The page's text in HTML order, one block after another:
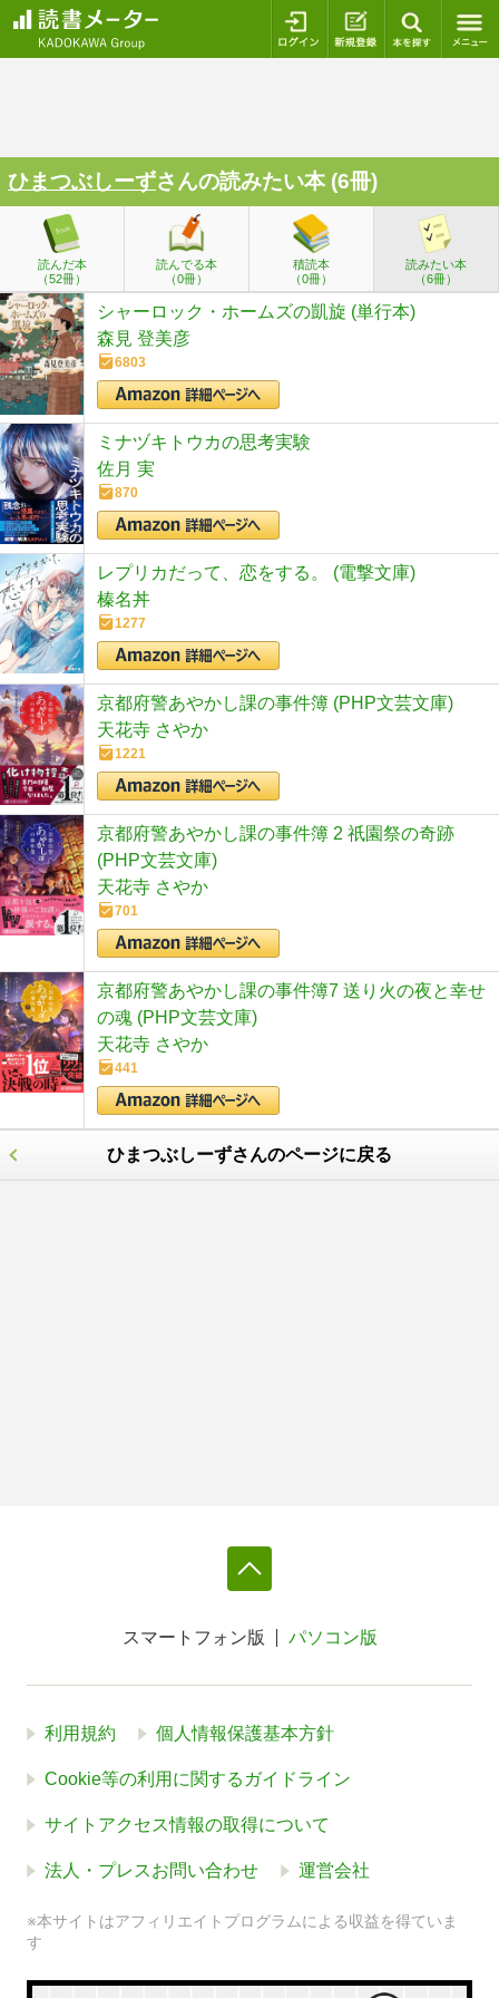
ログイン 新規登録
ひまつぶしーずさんの読みたい本 (6冊)
読んだ本
（52冊）
読んでる本
（0冊）
積読本
（0冊）
読みたい本
（6冊）
シャーロック・ホームズの凱旋 (単行本)
森見 登美彦
6803
ミナヅキトウカの思考実験
佐月 実
870
レプリカだって、恋をする。 (電撃文庫)
榛名丼
1277
京都府警あやかし課の事件簿 (PHP文芸文庫)
天花寺 さやか
1221
京都府警あやかし課の事件簿 2 祇園祭の奇跡
(PHP文芸文庫)
天花寺 さやか
701
京都府警あやかし課の事件簿7 送り火の夜と幸せ
の魂 (PHP文芸文庫)
天花寺 さやか
441
ひまつぶしーずさんのページに戻る
スマートフォン版 パソコン版
利用規約 個人情報保護基本方針
Cookie等の利用に関するガイドライン
サイトアクセス情報の取得について
法人・プレスお問い合わせ 運営会社
※本サイトはアフィリエイトプログラムによる収益を得ていま
す